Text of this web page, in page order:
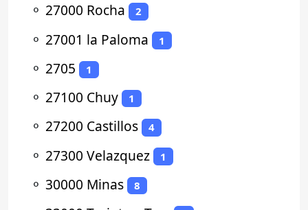
⚬ 27000 Rocha 2
⚬ 27001 la Paloma 1
⚬ 2705 1
⚬ 27100 Chuy 1
⚬ 27200 Castillos 4
⚬ 27300 Velazquez 1
⚬ 30000 Minas 8